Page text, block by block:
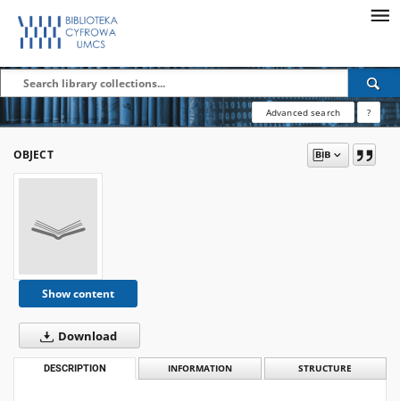
Advanced search ?
OBJECT
Show content
Download
DESCRIPTION INFORMATION STRUCTURE